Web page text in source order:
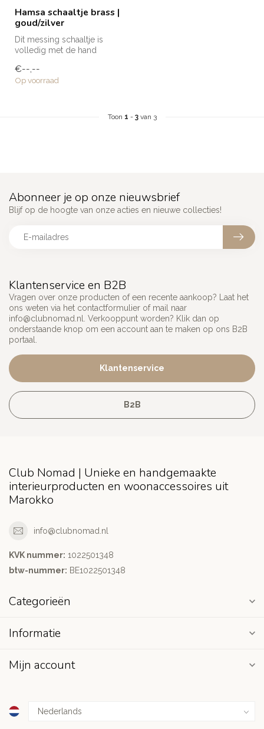
Hamsa schaaltje brass |
goud/zilver
Dit messing schaaltje is
volledig met de hand
getalenteerde amba...
€--,--
Op voorraad
Toon 1 - 3van 3
Klantenservice en B2B
Vragen over onze producten of een recente aankoop? Laat het
ons weten via het contactformulier of mail naar
info@clubnomad.nl . Verkooppunt worden? Klik dan op
onderstaande knop om een account aan te maken op ons B2B
portaal.
Klantenservice
B2B
Abonneer je op onze nieuwsbrief
Blijf op de hoogte van onze acties en nieuwe collecties!
Club Nomad | Unieke en handgemaakte
interieurproducten en woonaccessoires uit
Marokko
info@clubnomad.nl
KVK nummer: 1022501348
btw-nummer: BE1022501348
Categorieën
Informatie
Mijn account